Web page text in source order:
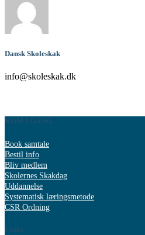
Dansk Skoleskak
info@skoleskak.dk
KOM I GANG
Book samtale
Bestil info
Bliv medlem
Skolernes Skakdag
Uddannelse
Systematisk læringsmetode
CSR Ordning
Links